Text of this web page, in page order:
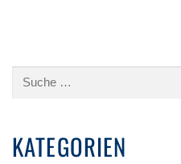
Suche
KATEGORIEN